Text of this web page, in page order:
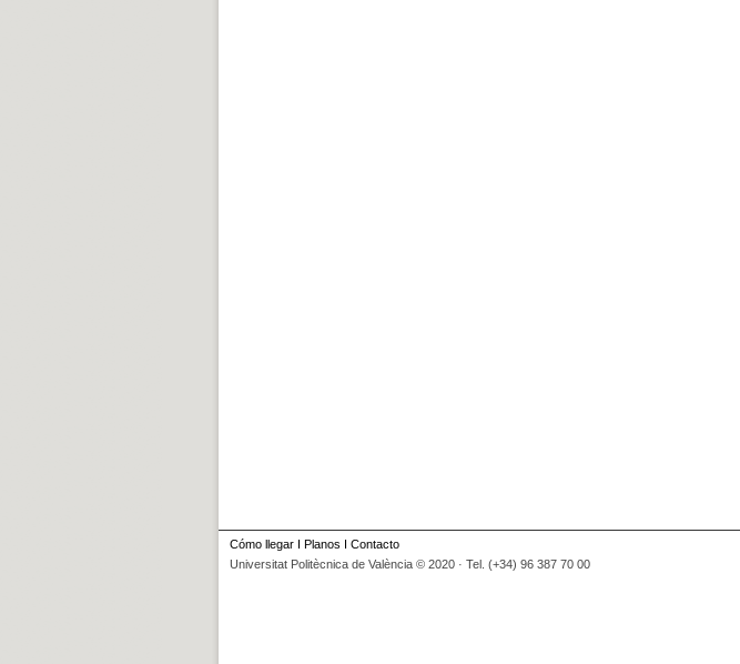
Cómo llegar I Planos I Contacto
Universitat Politècnica de València © 2020 · Tel. (+34) 96 387 70 00